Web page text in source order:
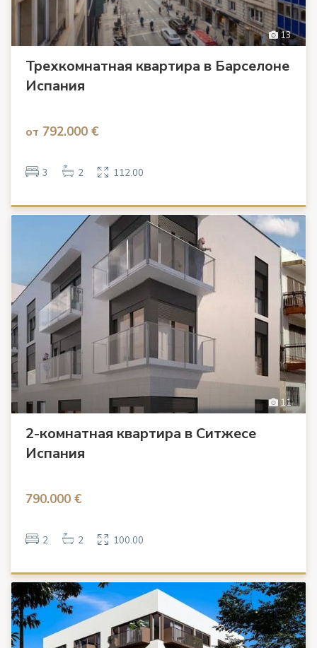
13
Трехкомнатная квартира в Барселоне
Испания
от 792.000 €
3 2 112.00
11
2-комнатная квартира в Ситжесе
Испания
790.000 €
2 2 100.00